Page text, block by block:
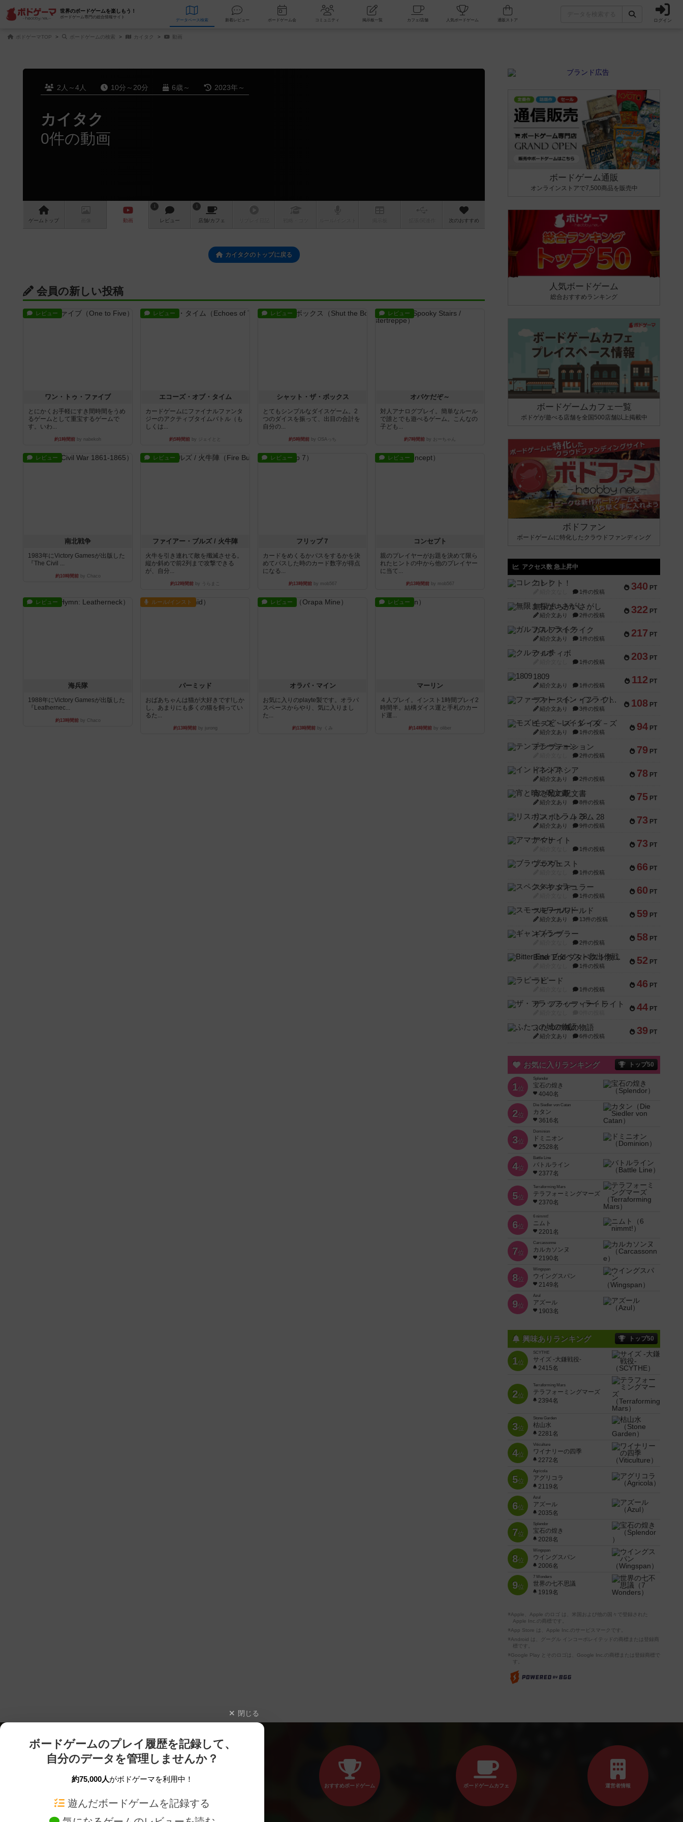
世界のボードゲームを楽しもう！
ボードゲーム専門の総合情報サイト
データベース 検索 新着レビュー ボードゲーム会 コミュニティ 掲示板一覧 カフェ/店舗 人気ボードゲーム ログイン
ボドゲーマTOP ボードゲームの検索 カイタク 動画
2人～4人 10分～20分 6歳～ 2023年～
カイタク
0件の動画
ゲーム トップ 動画
1
レビュー
1
店舗/カフェ 次のおすすめ
カイタクのトップに戻る
会員の新しい投稿
レビュー
ワン・トゥ・ファイブ
とにかくお手軽にすき間時間をうめ
るゲームとして重宝するゲームで
す。いわ...
約1時間前 by nabekoh
レビュー
エコーズ・オブ・タイム
カードゲームにファイナルファンタ
ジーのアクティブタイムバトル（も
しくは...
約5時間前 by ジェイとと
レビュー
シャット・ザ・ボックス
とてもシンプルなダイスゲーム。2
つのダイスを振って、出目の合計を
自分の...
約5時間前 by OSAっち
レビュー
オバケだぞ～
対人アナログプレイ。簡単なルール
で誰とでも遊べるゲーム。こんなの
子ども...
約7時間前 by おーちゃん
レビュー
南北戦争
1983年にVictory Gamesが出版した
『The Civil ...
約10時間前by Chaco
レビュー
ファイアー・ブルズ / 火牛陣
火牛を引き連れて敵を殲滅させる。
縦か斜めで前2列まで攻撃できる
が、自分...
約12時間前 by うらまこ
レビュー
フリップ７
カードをめくるかパスをするかを決
めてパスした時のカード数字が得点
になる...
約13時間前by mob567
レビュー
コンセプト
親のプレイヤーがお題を決めて限ら
れたヒントの中から他のプレイヤー
に当て...
約13時間前by mob567
レビュー
海兵隊
1988年にVictory Gamesが出版した
『Leathernec...
約13時間前by Chaco
ルール/インスト
パーミッド
おばあちゃんは猫が大好きです!しか
し、あまりにも多くの猫を飼ってい
るた...
約13時間前by jurong
レビュー
オラパ・マイン
お気に入りのplayte製です。オラパ
スペースからやり、気に入りまし
た...
約13時間前 by くみ
レビュー
マーリン
４人プレイ。インスト1時間プレイ2
時間半。結構ダイス運と手札のカー
ド運...
約14時間前 by oliber
ボードゲーム通販
オンラインストアで7,500商品を販売中
人気ボードゲーム
総合おすすめランキング
ボードゲームカフェ一覧
ボドゲが遊べる店舗を全国500店舗以上掲載中
ボドファン
ボードゲームに特化したクラウドファンディング
アクセス数 急上昇中
340 PT
コレクト！
1件の投稿
322 PT
無限まちがいさがし
紹介文あり 2件の投稿
217 PT
ガルフストライク
紹介文あり 1件の投稿
203 PT
クルティボ
1件の投稿
112 PT
1809
紹介文あり 1件の投稿
108 PT
ファースト・イン・フライト
紹介文あり 3件の投稿
94 PT
モズビ－ズ・レイダ－ズ
紹介文あり 1件の投稿
79 PT
テンプテーション
2件の投稿
78 PT
インドネシア
紹介文あり 2件の投稿
75 PT
宵と暁の呪文書
紹介文あり 8件の投稿
73 PT
リスボン・トラム 28
紹介文あり 9件の投稿
73 PT
アマナイト
1件の投稿
66 PT
ブラヴェスト
1件の投稿
60 PT
スペクタキュラー
1件の投稿
59 PT
スモールワールド
紹介文あり 13件の投稿
58 PT
ギャンブラー
2件の投稿
52 PT
Bitter End ブタペスト救出作戦
1件の投稿
46 PT
ラピード
1件の投稿
44 PT
ザ・フラッフィー・ライト
39 PT
ふたつの城の物語
紹介文あり 6件の投稿
お気に入りランキング トップ50
1位
Splendor
宝石の煌き
4040名
2位
Die Siedler von Catan
カタン
3616名
3位
Dominion
ドミニオン
2528名
4位
Battle Line
バトルライン
2377名
5位
Terraforming Mars
テラフォーミングマーズ
2370名
6位
6 nimmt!
ニムト
2201名
7位
Carcassonne
カルカソンヌ
2190名
8位
Wingspan
ウイングスパン
2149名
9位
Azul
アズール
1903名
興味ありランキング トップ50
1位
SCYTHE
サイズ -大鎌戦役-
2415名
2位
Terraforming Mars
テラフォーミングマーズ
2394名
3位
Stone Garden
枯山水
2281名
4位
Viticulture
ワイナリーの四季
2272名
5位
Agricola
アグリコラ
2119名
6位
Azul
アズール
2035名
7位
Splendor
宝石の煌き
2028名
8位
Wingspan
ウイングスパン
2006名
9位
7 Wonders
世界の七不思議
1919名
※Apple、Apple のロゴ は、米国および他の国々で登録された
Apple Inc.の商標です。
※App Store は、Apple Inc.のサービスマークです。
※Android は、グーグル インコーポレイテッドの商標または登録商
標です。
※Google Play とそのロゴは、Google Inc.の商標または登録商標で
す。
閉じる
ボードゲームのプレイ履歴を記録して、
自分のデータを管理しませんか？
約75,000人がボドゲーマを利用中！
遊んだボードゲームを記録する
おすすめボードゲーム ボードゲームカフェ 運営者情報